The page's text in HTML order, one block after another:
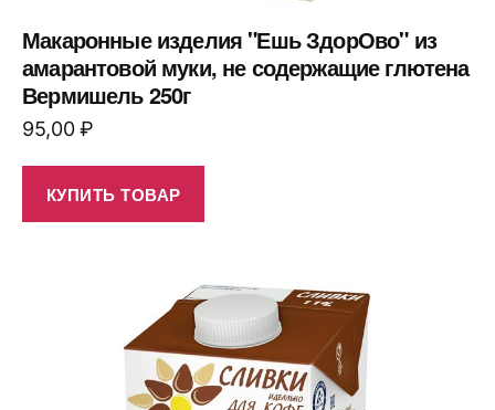
Макаронные изделия "Ешь ЗдорОво" из
амарантовой муки, не содержащие глютена
Вермишель 250г
95,00₽
КУПИТЬ ТОВАР